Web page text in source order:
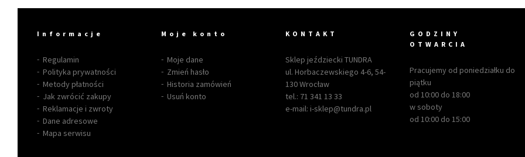
Informacje
Regulamin
Polityka prywatności
Metody płatności
Jak zwrócić zakupy
Reklamacje i zwroty
Dane adresowe
Mapa serwisu
Moje konto
Moje dane
Zmień hasło
Historia zamówień
Usuń konto
KONTAKT
Sklep jeździecki TUNDRA
ul. Horbaczewskiego 4-6, 54-
130 Wrocław
tel.: 71 341 13 33
e-mail: i-sklep@tundra.pl
GODZINY
OTWARCIA
Pracujemy od poniedziałku do
piątku
od 10:00 do 18:00
w soboty
od 10:00 do 15:00